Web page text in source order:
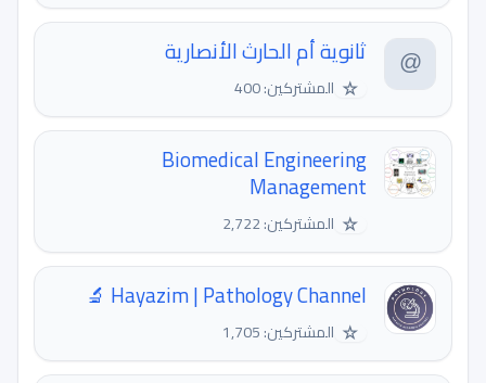
ثانوية أم الحارث الأنصارية
☆ المشتركين: 400
Biomedical Engineering
Management
☆ المشتركين: 2,722
Hayazim | Pathology Channel 🔬
☆ المشتركين: 1,705